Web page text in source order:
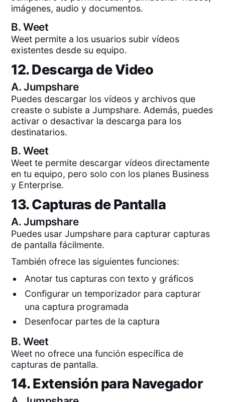
imágenes, audio y documentos.
B.Weet
Weet permite a los usuarios subir vídeos
existentes desde su equipo.
12. Descarga de Video
A.Jumpshare
Puedes descargar los vídeos y archivos que
creaste o subiste a Jumpshare. Además, puedes
activar o desactivar la descarga para los
destinatarios.
B.Weet
Weet te permite descargar vídeos directamente
en tu equipo, pero solo con los planes Business
y Enterprise.
13. Capturas de Pantalla
A.Jumpshare
Puedes usar Jumpshare para capturar capturas
de pantalla fácilmente.
También ofrece las siguientes funciones:
Anotar tus capturas con texto y gráficos
Configurar un temporizador para capturar
una captura programada
Desenfocar partes de la captura
B.Weet
Weet no ofrece una función específica de
capturas de pantalla.
14. Extensión para Navegador